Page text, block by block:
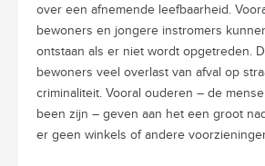
over een afnemende leefbaarheid.
bewoners en jongere instromers
ontstaan als er niet wordt opgetreden.
bewoners veel overlast van afval op
criminaliteit. Vooral ouderen – de
been zijn – geven aan het een groot
er geen winkels of andere